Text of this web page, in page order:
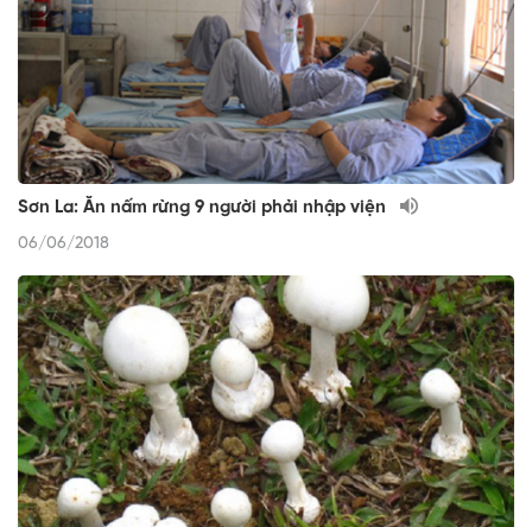
Sơn La: Ăn nấm rừng 9 người phải nhập viện
06/06/2018